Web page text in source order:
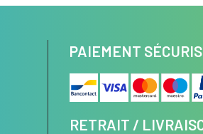
PAIEMENT
RETRAIT /